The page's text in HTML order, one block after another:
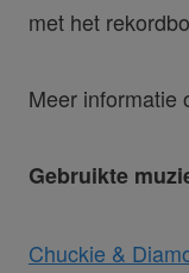
met het
Meer informatie
Gebruikte
Chuckie &